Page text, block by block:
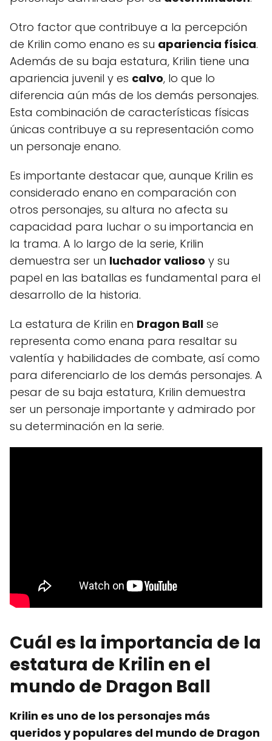
Otro factor que contribuye a la percepción
de Krilin como enano es su apariencia física.
Además de su baja estatura, Krilin tiene una
apariencia juvenil y es calvo, lo que lo
diferencia aún más de los demás personajes.
Esta combinación de características físicas
únicas contribuye a su representación como
un personaje enano.
Es importante destacar que, aunque Krilin es
considerado enano en comparación con
otros personajes, su altura no afecta su
capacidad para luchar o su importancia en
la trama. A lo largo de la serie, Krilin
demuestra ser un luchador valioso y su
papel en las batallas es fundamental para el
desarrollo de la historia.
La estatura de Krilin en Dragon Ball se
representa como enana para resaltar su
valentía y habilidades de combate, así como
para diferenciarlo de los demás personajes. A
pesar de su baja estatura, Krilin demuestra
ser un personaje importante y admirado por
su determinación en la serie.
Cuál es la importancia de la
estatura de Krilin en el
mundo de Dragon Ball
Krilin es uno de los personajes más
queridos y populares del mundo de Dragon